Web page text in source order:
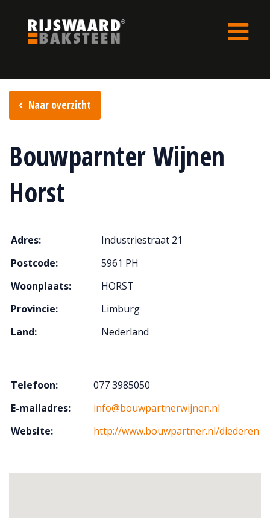
Naar overzicht
Bouwparnter Wijnen
Horst
Adres:
Industriestraat 21
Postcode:
5961 PH
Woonplaats:
HORST
Provincie:
Limburg
Land:
Nederland
Telefoon:
077 3985050
E-mailadres:
info@bouwpartnerwijnen.nl
Website:
http://www.bouwpartner.nl/diederen